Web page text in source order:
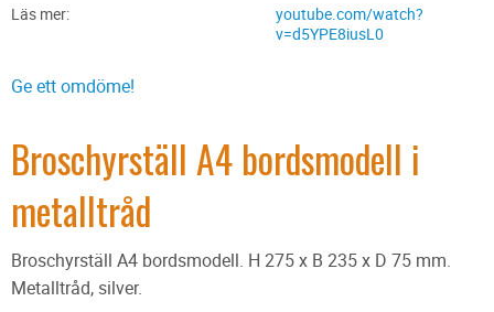
Läs mer
youtube.com/watch?
v=d5YPE8iusL0
Ge ett omdöme!
Broschyrställ A4 bordsmodell i
metalltråd
Broschyrställ A4 bordsmodell. H 275 x B 235 x D 75 mm.
Metalltråd, silver.